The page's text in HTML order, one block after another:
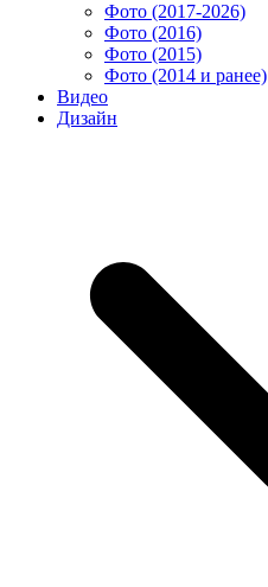
Фото (2017-2026)
Фото (2016)
Фото (2015)
Фото (2014 и ранее)
Видео
Дизайн